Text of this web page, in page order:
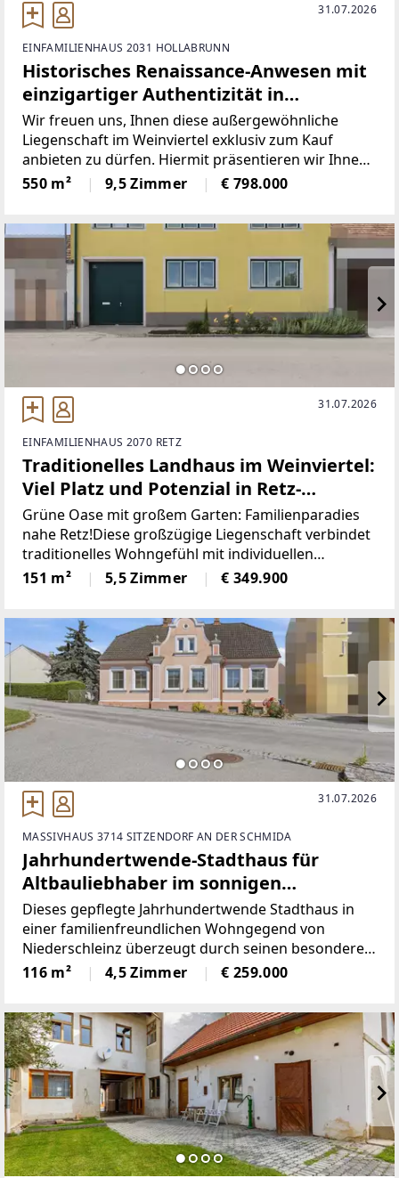
31.07.2026
EINFAMILIENHAUS 2031 HOLLABRUNN
Historisches Renaissance-Anwesen mit
einzigartiger Authentizität in
Weyerburg!
Wir freuen uns, Ihnen diese außergewöhnliche
Liegenschaft im Weinviertel exklusiv zum Kauf
anbieten zu dürfen. Hiermit präsentieren wir Ihnen
ein wahres Juwel am Immobilienmarkt mit
unvergleichlichem historischem Charme.Das
550 m² 9,5 Zimmer € 798.000
31.07.2026
EINFAMILIENHAUS 2070 RETZ
Traditionelles Landhaus im Weinviertel:
Viel Platz und Potenzial in Retz-
Unternalb!
Grüne Oase mit großem Garten: Familienparadies
nahe Retz!Diese großzügige Liegenschaft verbindet
traditionelles Wohngefühl mit individuellen
Gestaltungsmöglichkeiten. Das großzügige
Grundstück umfasst rund 2.070 m². Der weitläufige
151 m² 5,5 Zimmer € 349.900
31.07.2026
MASSIVHAUS 3714 SITZENDORF AN DER SCHMIDA
Jahrhundertwende-Stadthaus für
Altbauliebhaber im sonnigen
Weinviertel – Perfekt als Haupt- oder
Nebenwohnsitz!
Dieses gepflegte Jahrhundertwende Stadthaus in
einer familienfreundlichen Wohngegend von
Niederschleinz überzeugt durch seinen besonderen
Altbaucharme und eine großzügige Raumwirkung.
Mit einer Wohnfläche von rund 116 m² bietet die
116 m² 4,5 Zimmer € 259.000